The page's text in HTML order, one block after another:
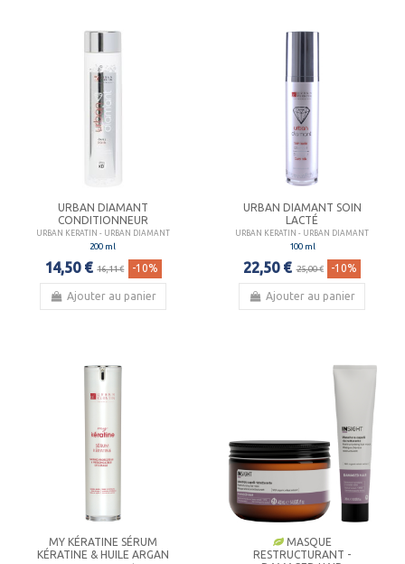
URBAN DIAMANT
CONDITIONNEUR
URBAN KERATIN - URBAN DIAMANT
200 ml
14,50 € 16,11 € -10%
Ajouter au panier
URBAN DIAMANT SOIN
LACTÉ
URBAN KERATIN - URBAN DIAMANT
100 ml
22,50 € 25,00 € -10%
Ajouter au panier
MY KÉRATINE SÉRUM
KÉRATINE & HUILE ARGAN
MASQUE
RESTRUCTURANT -